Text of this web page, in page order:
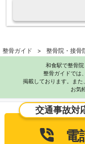
整骨ガイド 整骨院・接骨
和食駅で整骨院
整骨ガイドでは
掲載しております。また
お気
交通事故対
電